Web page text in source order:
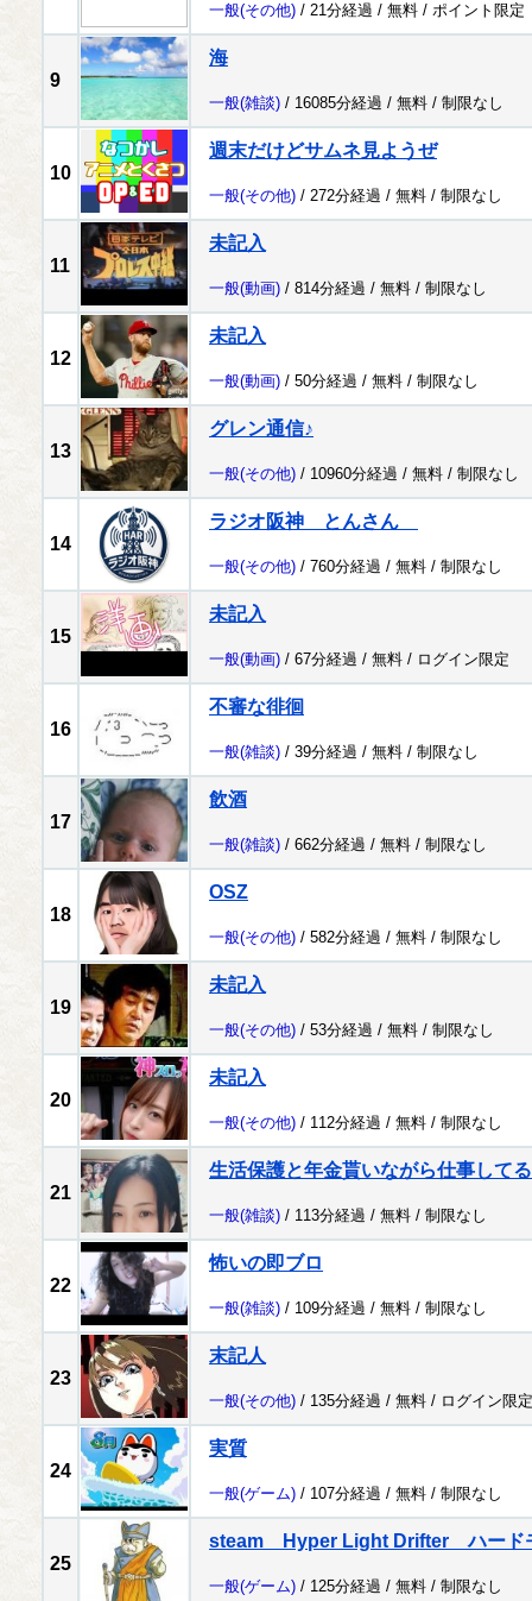
一般(その他) / 21分経過 / 無料 / ポイント限定
9
海
一般(雑談) / 16085分経過 / 無料 / 制限なし
10
週末だけどサムネ見ようぜ
一般(その他) / 272分経過 / 無料 / 制限なし
11
未記入
一般(動画) / 814分経過 / 無料 / 制限なし
12
未記入
一般(動画) / 50分経過 / 無料 / 制限なし
13
グレン通信♪
一般(その他) / 10960分経過 / 無料 / 制限なし
14
ラジオ阪神 とんさん
一般(その他) / 760分経過 / 無料 / 制限なし
15
未記入
一般(動画) / 67分経過 / 無料 / ログイン限定
16
不審な徘徊
一般(雑談) / 39分経過 / 無料 / 制限なし
17
飲酒
一般(雑談) / 662分経過 / 無料 / 制限なし
18
OSZ
一般(その他) / 582分経過 / 無料 / 制限なし
19
未記入
一般(その他) / 53分経過 / 無料 / 制限なし
20
未記入
一般(その他) / 112分経過 / 無料 / 制限なし
21
生活保護と年金貰いながら仕事して
一般(雑談) / 113分経過 / 無料 / 制限なし
22
怖いの即ブロ
一般(雑談) / 109分経過 / 無料 / 制限なし
23
末記人
一般(その他) / 135分経過 / 無料 / ログイン限定
24
実質
一般(ゲーム) / 107分経過 / 無料 / 制限なし
25
steam Hyper Light Drifter ハード
一般(ゲーム) / 125分経過 / 無料 / 制限なし